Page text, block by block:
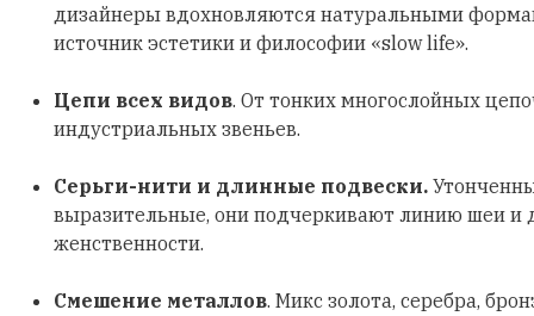
дизайнеры вдохновляются натуральными
источник эстетики и философии «slow life».
Цепи всех видов. От тонких многослойных
индустриальных звеньев.
Серьги-нити и длинные подвески.
выразительные, они подчеркивают линию шеи и
женственности.
Смешение металлов. Микс золота, серебра,